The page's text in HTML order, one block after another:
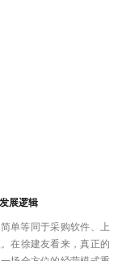
展逻辑
单等同于采购软件、上
在徐建友看来，真正的